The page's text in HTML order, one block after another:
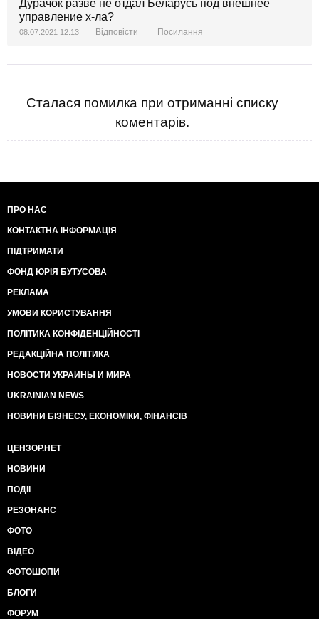
Дурачок разве не отдал Беларусь под внешнее
управление х-ла?
08.07.2021 12:13 Відповісти Посилання
Сталася помилка при отриманні списку
коментарів.
ПРО НАС
КОНТАКТНА ІНФОРМАЦІЯ
ПІДТРИМАТИ
ФОНД ЮРІЯ БУТУСОВА
РЕКЛАМА
УМОВИ КОРИСТУВАННЯ
ПОЛІТИКА КОНФІДЕНЦІЙНОСТІ
РЕДАКЦІЙНА ПОЛІТИКА
НОВОСТИ УКРАИНЫ И МИРА
UKRAINIAN NEWS
НОВИНИ БІЗНЕСУ, ЕКОНОМІКИ, ФІНАНСІВ
ЦЕНЗОР.НЕТ
НОВИНИ
ПОДІЇ
РЕЗОНАНС
ФОТО
ВІДЕО
ФОТОШОПИ
БЛОГИ
ФОРУМ